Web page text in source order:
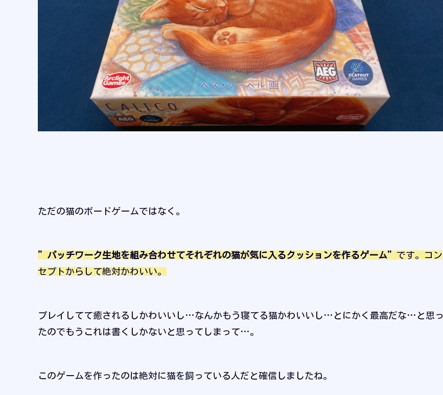
ただの猫のボードゲームではなく。
”パッチワーク生地を組み合わせてそれぞれの猫が気に入るクッションを作るゲーム” です。コン
セプトからして絶対かわいい。
プレイしてて癒されるしかわいいし…なんかもう寝てる猫かわいいし…とにかく最高だな…と思っ
たのでもうこれは書くしかないと思ってしまって…。
このゲームを作ったのは絶対に猫を飼っている人だと確信しましたね。